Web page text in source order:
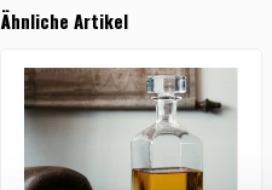
Ähnliche Artikel